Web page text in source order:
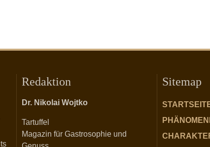
Redaktion
Dr. Nikolai Wojtko
Tartuffel
Magazin für Gastrosophie und
Sitemap